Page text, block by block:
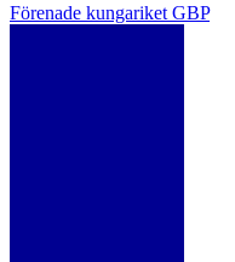
Förenade kungariket GBP